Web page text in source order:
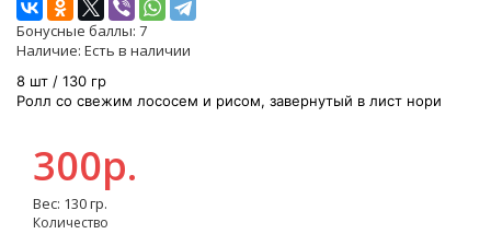
Бонусные баллы: 7
Наличие: Есть в наличии
8 шт / 130 гр
Ролл со свежим лососем и рисом, завернутый в лист нори
300р.
Вес: 130 гр.
Количество